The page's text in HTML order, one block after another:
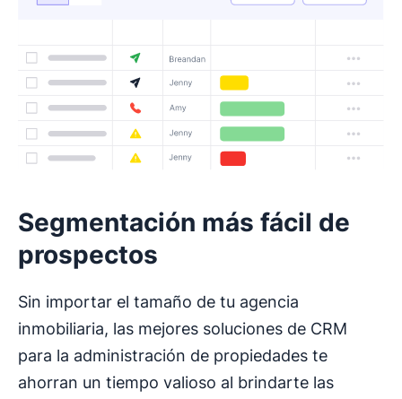
Segmentación más fácil de
prospectos
Sin importar el tamaño de tu agencia
inmobiliaria, las mejores soluciones de CRM
para la administración de propiedades te
ahorran un tiempo valioso al brindarte las